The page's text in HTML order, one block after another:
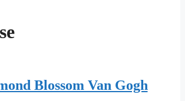
Blossom Van Gogh